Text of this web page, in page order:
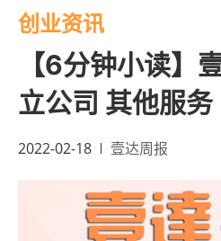
创业资讯
【6分钟小读】
立公司 其他服务
2022-02-18 壹达周报